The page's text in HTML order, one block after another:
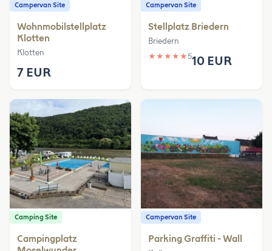
Campervan Site
Wohnmobilstellplatz
Klotten
Klotten
7 EUR
Campervan Site
Stellplatz Briedern
Briedern
★ ★ ★ ★ ★510 EUR
Camping Site
Campingplatz
Campervan Site
Parking Graffiti - Wall